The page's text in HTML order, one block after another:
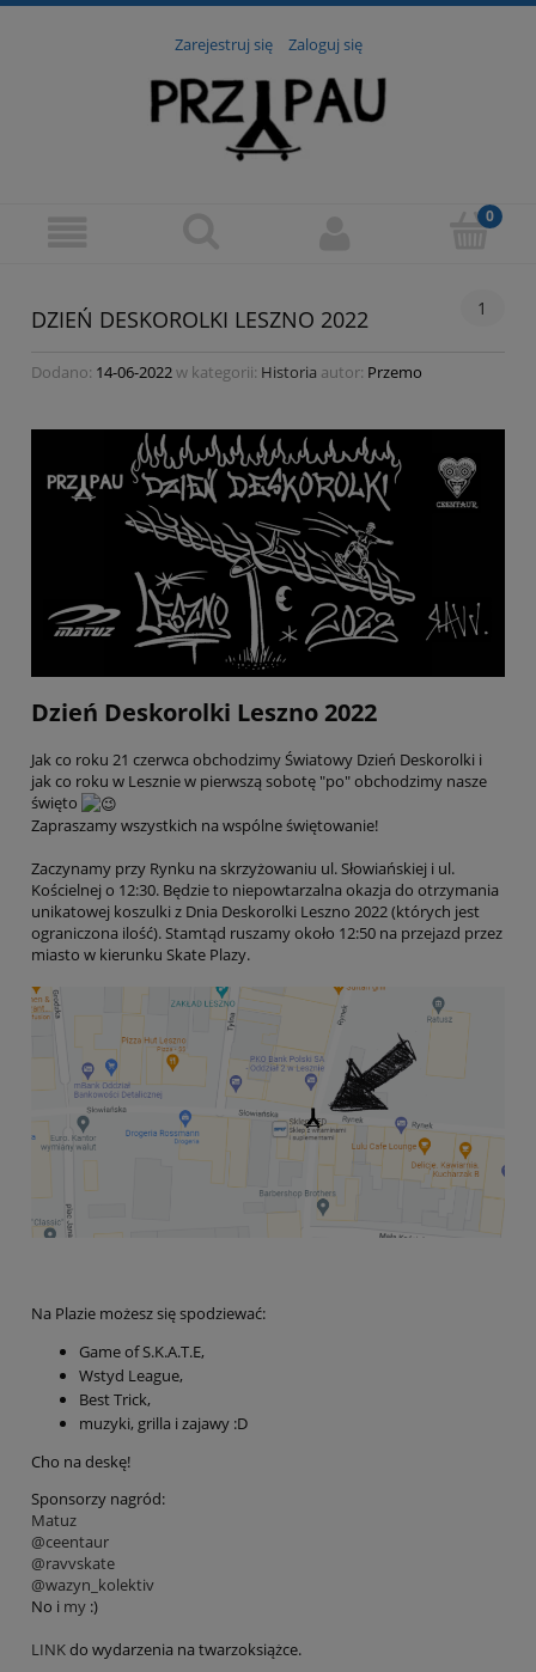
Zarejestruj się Zaloguj się
DZIEŃ DESKOROLKI LESZNO 2022 1
Dodano: 14-06-2022w kategorii: Historia autor: Przemo
Dzień Deskorolki Leszno 2022
Jak co roku 21 czerwca obchodzimy Światowy Dzień Deskorolki i
jak co roku w Lesznie w pierwszą sobotę "po" obchodzimy nasze
święto
Zapraszamy wszystkich na wspólne świętowanie!
Zaczynamy przy Rynku na skrzyżowaniu ul. Słowiańskiej i ul.
Kościelnej o 12:30. Będzie to niepowtarzalna okazja do otrzymania
unikatowej koszulki z Dnia Deskorolki Leszno 2022 (których jest
ograniczona ilość). Stamtąd ruszamy około 12:50 na przejazd przez
miasto w kierunku Skate Plazy.
Na Plazie możesz się spodziewać:
Game of S.K.A.T.E,
Wstyd League,
Best Trick,
muzyki, grilla i zajawy :D
Cho na deskę!
Sponsorzy nagród:
Matuz
@ceentaur
@ravvskate
@wazyn_kolektiv
No i my :)
LINKdo wydarzenia na twarzoksiążce.